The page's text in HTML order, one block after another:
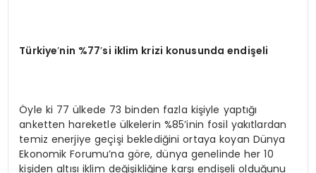
Türkiye’nin %77’si iklim krizi konusunda endişeli
Öyle ki 77 ülkede 73 binden fazla kişiyle yaptığı
anketten hareketle ülkelerin %85’inin fosil yakıtlardan
temiz enerjiye geçişi beklediğini ortaya koyan Dünya
Ekonomik Forumu’na göre, dünya genelinde her 10
kişiden altısı iklim değişikliğine karşı endişeli olduğunu